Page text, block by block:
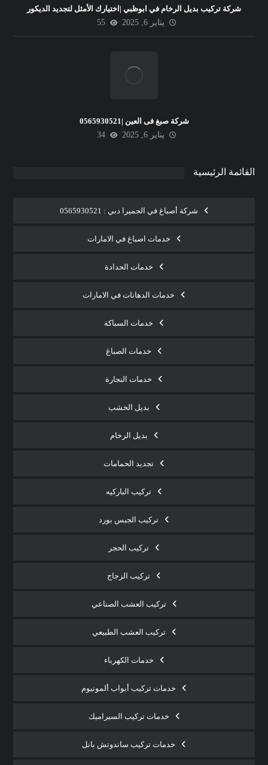
شركة تركيب بديل الرخام في ابوظبي |اختيارك الأمثل لتجديد الديكور
يناير 6, 2025
55
شركة صبغ فى العين |0565930521
يناير 6, 2025
34
القائمة الرئيسية
شركة أصباغ في الجميرا دبي : 0565930521
خدمات اصباغ في الامارات
خدمات الحدادة
خدمات الدهانات في الامارات
خدمات السباكة
خدمات الصباغ
خدمات النجارة
بديل الخشب
بديل الرخام
تجديد الحمامات
تركيب الباركيه
تركيب الجبس بورد
تركيب الحجر
تركيب الزجاج
تركيب العشب الصناعي
تركيب العشب الطبيعي
خدمات الكهرباء
خدمات تركيب أبواب ألمونيوم
خدمات تركيب السيراميك
خدمات تركيب ساندوتش بانل